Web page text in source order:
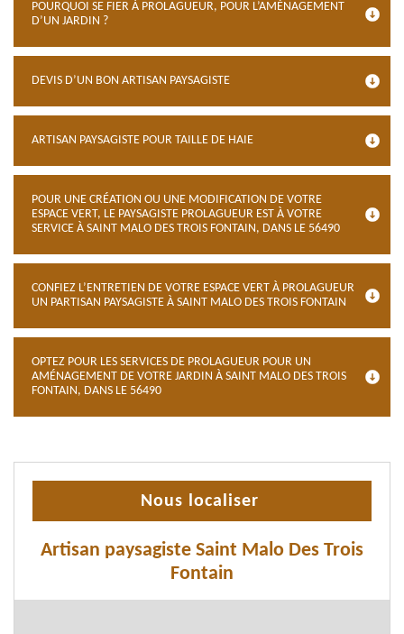
POURQUOI SE FIER À PROLAGUEUR, POUR L’AMÉNAGEMENT
D’UN JARDIN ?
DEVIS D’UN BON ARTISAN PAYSAGISTE
ARTISAN PAYSAGISTE POUR TAILLE DE HAIE
POUR UNE CRÉATION OU UNE MODIFICATION DE VOTRE
ESPACE VERT, LE PAYSAGISTE PROLAGUEUR EST À VOTRE
SERVICE À SAINT MALO DES TROIS FONTAIN, DANS LE 56490
CONFIEZ L’ENTRETIEN DE VOTRE ESPACE VERT À PROLAGUEUR
UN PARTISAN PAYSAGISTE À SAINT MALO DES TROIS FONTAIN
OPTEZ POUR LES SERVICES DE PROLAGUEUR POUR UN
AMÉNAGEMENT DE VOTRE JARDIN À SAINT MALO DES TROIS
FONTAIN, DANS LE 56490
Nous localiser
Artisan paysagiste Saint Malo Des Trois
Fontain